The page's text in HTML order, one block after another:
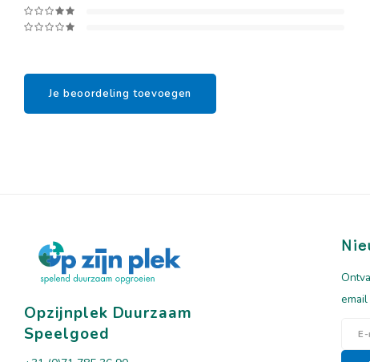
Je beoordeling toevoegen
Opzijnplek Duurzaam
Speelgoed
email